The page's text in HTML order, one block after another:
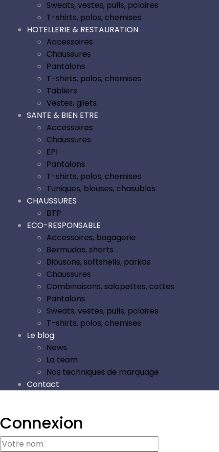
Sweats, vestes, pulls, polaires
T-shirts, polos, chemises
HOTELLERIE & RESTAURATION
Accessoires
Chaussures
Pantalons
T-shirts, polos, chemises
Tabliers
Vestes, gilets
SANTE & BIEN ETRE
Accessoires
Chaussures
EPI
Pantalons
T-shirts, polos, chemises
Tuniques, blouses, chasubles
CHAUSSURES
BTP
ECO-RESPONSABLE
Accessoires, bagagerie
Bermudas, shorts
Blousons, softshells, parkas
Chaussures
Combinaisons, salopettes, cottes
Pantalons
Sweats, vestes, pulls, polaires
T-shirts, polos, chemises
Le blog
News
La team
Nos techniques de marquage
Contact
Connexion